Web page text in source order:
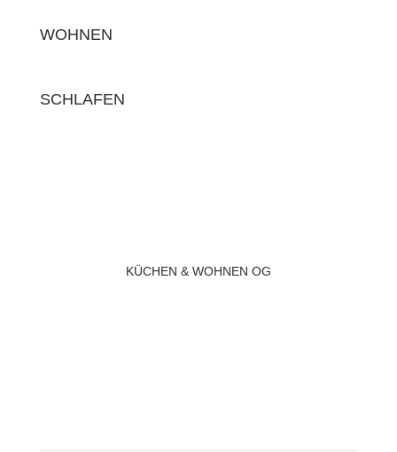
WOHNEN
SCHLAFEN
KÜCHEN & WOHNEN OG